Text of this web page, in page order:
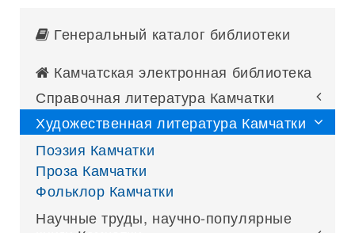
Генеральный каталог библиотеки
Камчатская электронная библиотека
Справочная литература Камчатки
Художественная литература Камчатки
Поэзия Камчатки
Проза Камчатки
Фольклор Камчатки
Научные труды, научно-популярные